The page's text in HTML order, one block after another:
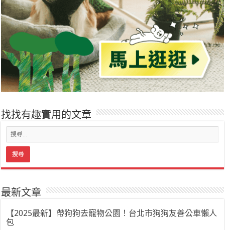
找找有趣實用的文章
最新文章
【2025最新】帶狗狗去寵物公園！台北市狗狗友善公車懶人
包